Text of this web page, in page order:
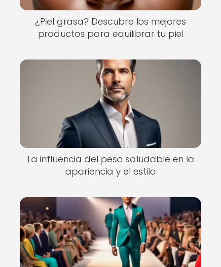
¿Piel grasa? Descubre los mejores
productos para equilibrar tu piel
La influencia del peso saludable en la
apariencia y el estilo